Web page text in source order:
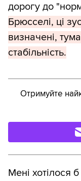
дорогу до
Брюсселі, ці
визначені,
стабільність.
Отримуйте
Мені хотілося